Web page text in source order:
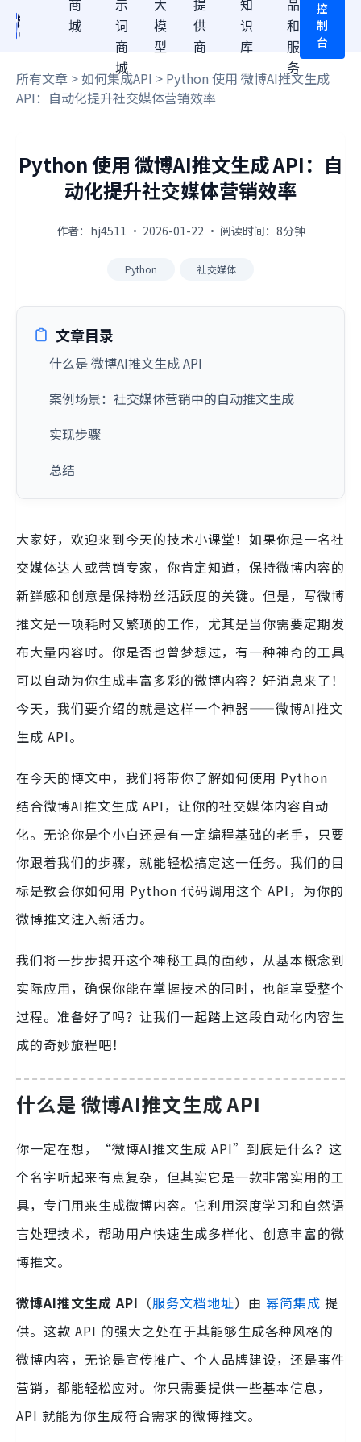
商
城
示
词
商
城
大
模
型
提
供
商
知
识
库
品
和
服
务
控
制
台
所有文章 >如何集成API > Python 使用 微博AI推文生成
API：自动化提升社交媒体营销效率
Python 使用 微博AI推文生成 API：自
动化提升社交媒体营销效率
作者：hj4511 · 2026-01-22 · 阅读时间：8分钟
Python 社交媒体
文章目录
什么是 微博AI推文生成 API
案例场景：社交媒体营销中的自动推文生成
实现步骤
总结
大家好，欢迎来到今天的技术小课堂！如果你是一名社
交媒体达人或营销专家，你肯定知道，保持微博内容的
新鲜感和创意是保持粉丝活跃度的关键。但是，写微博
推文是一项耗时又繁琐的工作，尤其是当你需要定期发
布大量内容时。你是否也曾梦想过，有一种神奇的工具
可以自动为你生成丰富多彩的微博内容？好消息来了！
今天，我们要介绍的就是这样一个神器——微博AI推文
生成 API。
在今天的博文中，我们将带你了解如何使用 Python
结合微博AI推文生成 API，让你的社交媒体内容自动
化。无论你是个小白还是有一定编程基础的老手，只要
你跟着我们的步骤，就能轻松搞定这一任务。我们的目
标是教会你如何用 Python 代码调用这个 API，为你的
微博推文注入新活力。
我们将一步步揭开这个神秘工具的面纱，从基本概念到
实际应用，确保你能在掌握技术的同时，也能享受整个
过程。准备好了吗？让我们一起踏上这段自动化内容生
成的奇妙旅程吧！
什么是 微博AI推文生成 API
你一定在想，“微博AI推文生成 API”到底是什么？这
个名字听起来有点复杂，但其实它是一款非常实用的工
具，专门用来生成微博内容。它利用深度学习和自然语
言处理技术，帮助用户快速生成多样化、创意丰富的微
博推文。
微博AI推文生成 API （服务文档地址）由 幂简集成 提
供。这款 API 的强大之处在于其能够生成各种风格的
微博内容，无论是宣传推广、个人品牌建设，还是事件
营销，都能轻松应对。你只需要提供一些基本信息，
API 就能为你生成符合需求的微博推文。